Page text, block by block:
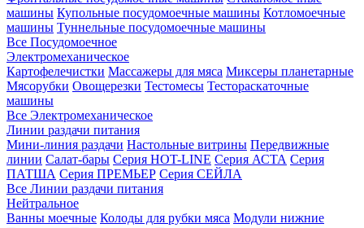
машины Купольные посудомоечные машины Котломоечные
машины Туннельные посудомоечные машины
Все Посудомоечное
Электромеханическое
Картофелечистки Массажеры для мяса Миксеры планетарные
Мясорубки Овощерезки Тестомесы Тестораскаточные
машины
Все Электромеханическое
Линии раздачи питания
Мини-линия раздачи Настольные витрины Передвижные
линии Салат-бары Серия HOT-LINE Серия АСТА Серия
ПАТША Серия ПРЕМЬЕР Серия СЕЙЛА
Все Линии раздачи питания
Нейтральное
Ванны моечные Колоды для рубки мяса Модули нижние